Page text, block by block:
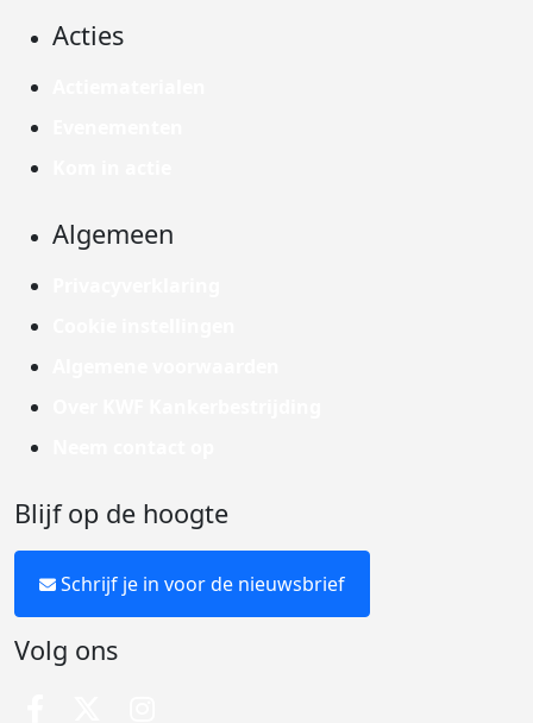
Acties
Algemeen
Blijf op de hoogte
Schrijf je in voor de nieuwsbrief
Volg ons